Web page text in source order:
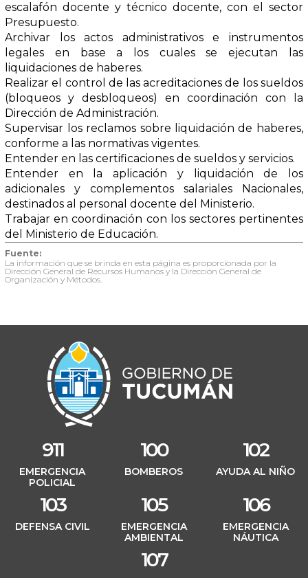
escalafón docente y técnico docente, con el sector
Presupuesto.
Archivar los actos administrativos e instrumentos
legales en base a los cuales se ejecutan las
liquidaciones de haberes.
Realizar el control de las acreditaciones de los sueldos
(bloqueos y desbloqueos) en coordinación con la
Dirección de Administración.
Supervisar los reclamos sobre liquidación de haberes,
conforme a las normativas vigentes.
Entender en las certificaciones de sueldos y servicios.
Entender en la aplicación y liquidación de los
adicionales y complementos salariales Nacionales,
destinados al personal docente del Ministerio.
Trabajar en coordinación con los sectores pertinentes
del Ministerio de Educación.
Fuente:
La información que se brinda en esta página es proporcionada por la
Dirección General de Recursos Humanos y la Dirección General de
Organización y Métodos.
911
EMERGENCIA
POLICIAL
100
BOMBEROS
102
AYUDA AL NIÑO
103
DEFENSA CIVIL
105
EMERGENCIA
AMBIENTAL
106
EMERGENCIA
NÁUTICA
107